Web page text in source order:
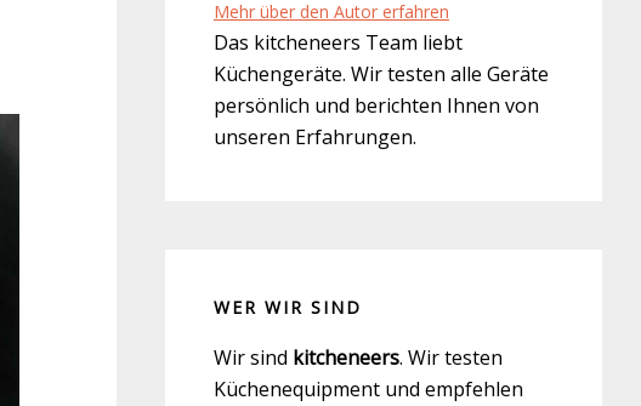
Mehr über den Autor erfahren
Das kitcheneers Team liebt
Küchengeräte. Wir testen alle Geräte
persönlich und berichten Ihnen von
unseren Erfahrungen.
WER WIR SIND
Wir sind kitcheneers. Wir testen
Küchenequipment und empfehlen